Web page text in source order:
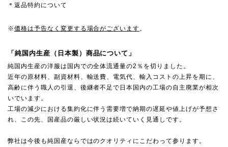
＊返品特約について
※価格は予告なく変更する場合がございます。
「純国内生産（日本製）商品について」
純国内生産の洋服は国内での全体流通量の2％を切りました。
近年の原材料、副資材料、輸送費、電気代、輸入コストの上昇を期に、
高齢に伴う職人の引退、後継者不足で日本国内の工場の自主廃業が相次
いでいます。
工場の減少における集約化に伴う需要増で納期の遅延や値上げが予想さ
れ、この先、国産品の厳しい状況は続いていく見通しです。
弊社は今後も純国産ならではのクオリティにこだわって参ります。